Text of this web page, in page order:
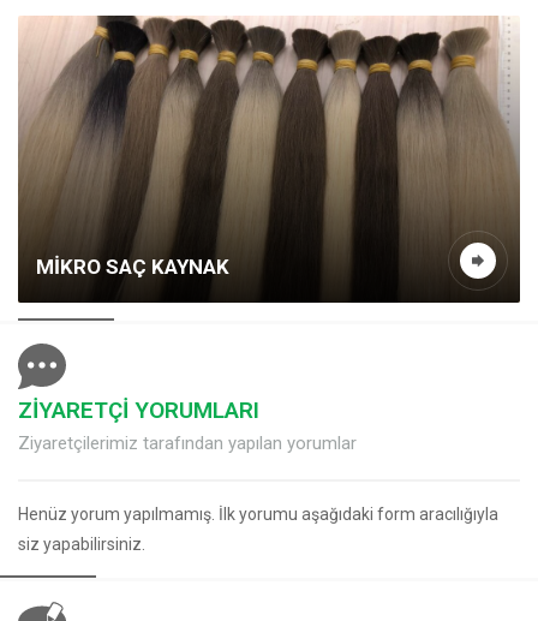
MIKRO SAÇ KAYNAK
ZİYARETÇİ YORUMLARI
Ziyaretçilerimiz tarafından yapılan yorumlar
Henüz yorum yapılmamış. İlk yorumu aşağıdaki form aracılığıyla
siz yapabilirsiniz.